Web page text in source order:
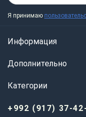
Я принимаю
Информация
Дополнительно
Категории
+992 (917) 37-